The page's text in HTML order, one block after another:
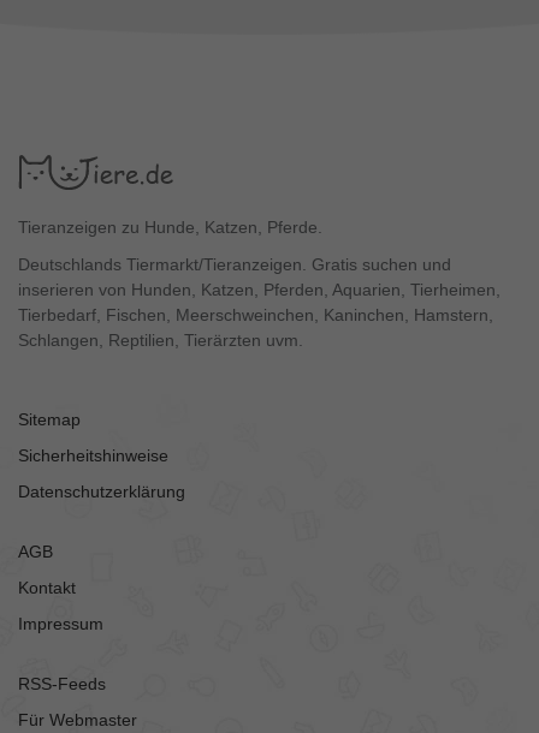
Tieranzeigen zu Hunde, Katzen, Pferde.
Deutschlands Tiermarkt/Tieranzeigen. Gratis suchen und
inserieren von Hunden, Katzen, Pferden, Aquarien, Tierheimen,
Tierbedarf, Fischen, Meerschweinchen, Kaninchen, Hamstern,
Schlangen, Reptilien, Tierärzten uvm.
Sitemap
Sicherheitshinweise
Datenschutzerklärung
AGB
Kontakt
Impressum
RSS-Feeds
Für Webmaster